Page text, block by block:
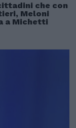
che con
Meloni
a Michetti